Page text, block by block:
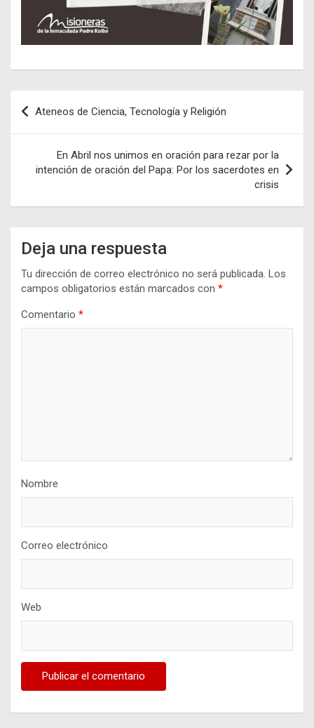
Navegación
de
entradas
Ateneos de Ciencia, Tecnología y Religión
En Abril nos unimos en oración para rezar por la
intención de oración del Papa: Por los sacerdotes en
crisis
Deja una respuesta
Tu dirección de correo electrónico no será publicada. Los
campos obligatorios están marcados con *
Comentario *
Nombre
Correo electrónico
Web